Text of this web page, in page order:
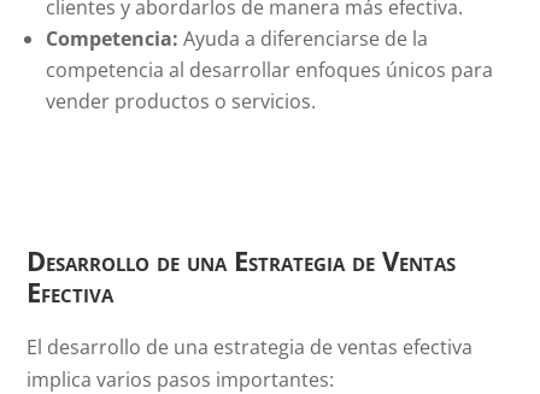
clientes y abordarlos de manera más efectiva.
Competencia: Ayuda a diferenciarse de la
competencia al desarrollar enfoques únicos para
vender productos o servicios.
Desarrollo de una Estrategia de Ventas
Efectiva
El desarrollo de una estrategia de ventas efectiva
implica varios pasos importantes: